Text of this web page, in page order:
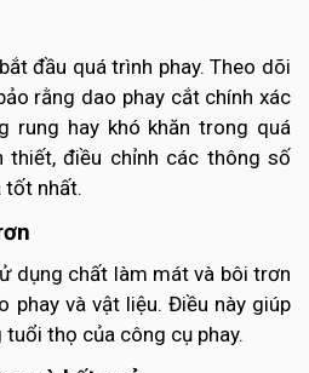
đầu quá trình phay. Theo dõi
rằng dao phay cắt chính xác
rung hay khó khăn trong quá
thiết, điều chỉnh các thông số
tốt nhất.
dụng chất làm mát và bôi trơn
phay và vật liệu. Điều này giúp
thọ của công cụ phay.